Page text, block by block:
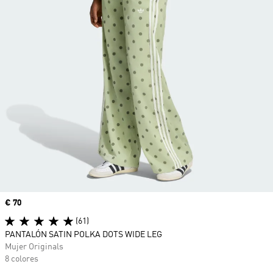
Precio
€ 70
(61)
PANTALÓN SATIN POLKA DOTS WIDE LEG
Mujer Originals
8 colores